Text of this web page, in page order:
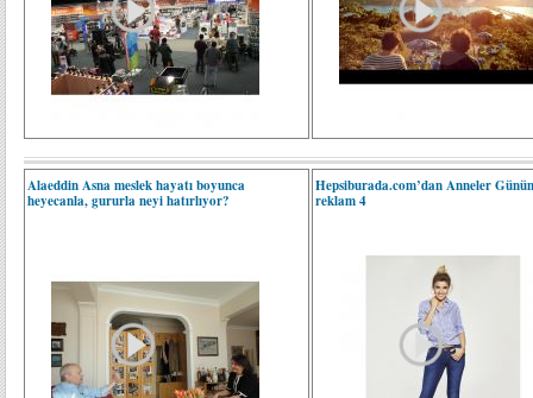
Alaeddin Asna meslek hayatı boyunca
heyecanla, gururla neyi hatırlıyor?
Hepsiburada.com’dan Anneler
reklam 4